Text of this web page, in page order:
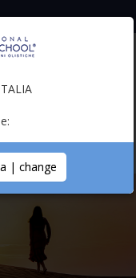
alla mailing list
| change